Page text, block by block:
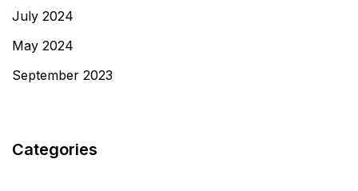
July 2024
May 2024
September 2023
Categories